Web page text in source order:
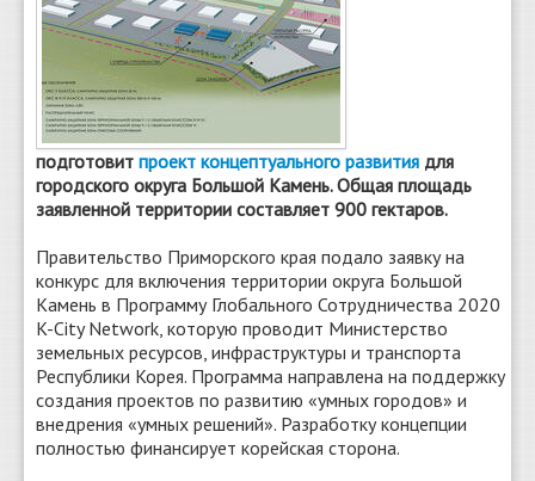
подготовит проект концептуального развития для
городского округа Большой Камень. Общая площадь
заявленной территории составляет 900 гектаров.
Правительство Приморского края подало заявку на
конкурс для включения территории округа Большой
Камень в Программу Глобального Сотрудничества 2020
K-City Network, которую проводит Министерство
земельных ресурсов, инфраструктуры и транспорта
Республики Корея. Программа направлена на поддержку
создания проектов по развитию «умных городов» и
внедрения «умных решений». Разработку концепции
полностью финансирует корейская сторона.